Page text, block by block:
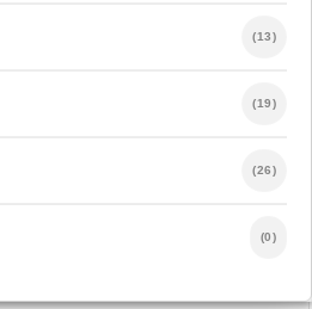
(13)
(19)
(26)
(0)